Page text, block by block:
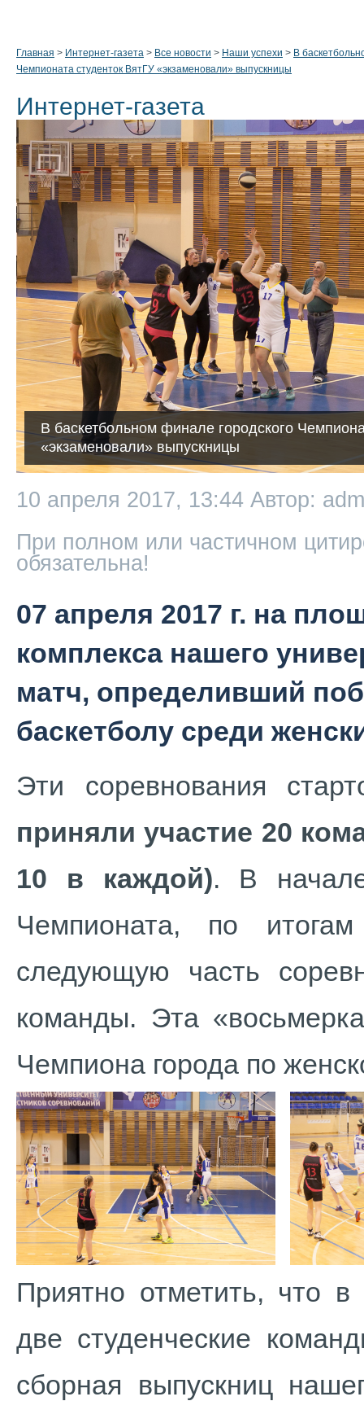
Главная > Интернет-газета > Все новости > Наши успехи > В
Чемпионата студенток ВятГУ «экзаменовали» выпускницы
Интернет-газета
В баскетбольном финале городского
«экзаменовали» выпускницы
10 апреля 2017, 13:44 Автор:
При полном или частичном
обязательна!
07 апреля 2017 г. на
комплекса нашего
матч, определивший
баскетболу среди
Эти соревнования
приняли участие 20
10 в каждой). В
Чемпионата, по
следующую часть
команды. Эта
Чемпиона города по
Приятно отметить, что
две студенческие
сборная выпускниц